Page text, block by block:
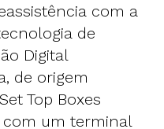
com a
de
Digital
de origem
Top Boxes
com um terminal